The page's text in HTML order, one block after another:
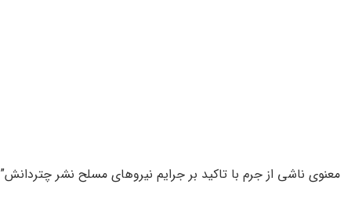
ناشی از جرم با تاکید بر جرایم نیروهای مسلح نشر چتردانش”